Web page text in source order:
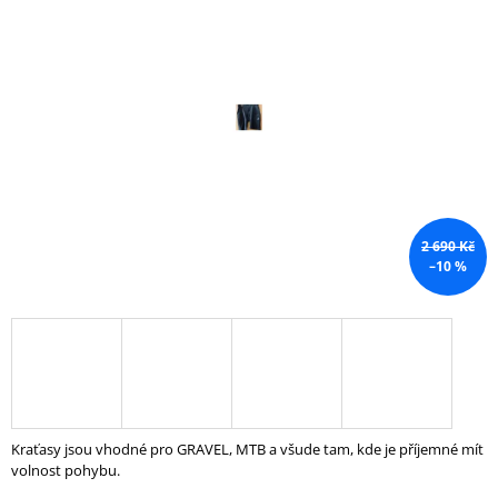
2 690 Kč
–10 %
Kraťasy jsou vhodné pro GRAVEL, MTB a všude tam, kde je příjemné mít
volnost pohybu.
R
U
Č